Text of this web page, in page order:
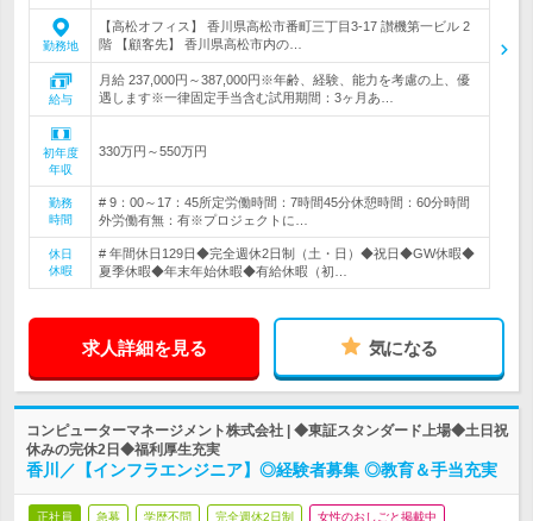
勤務地
【高松オフィス】 香川県高松市番町三丁目3-17 讃機第一ビル 2
階 【顧客先】 香川県高松市内の…
給与
月給 237,000円～387,000円※年齢、経験、能力を考慮の上、優
遇します※一律固定手当含む試用期間：3ヶ月あ…
初年度
年収
330万円～550万円
勤務
時間
# 9：00～17：45所定労働時間：7時間45分休憩時間：60分時間
外労働有無：有※プロジェクトに…
休日
休暇
# 年間休日129日◆完全週休2日制（土・日）◆祝日◆GW休暇◆
夏季休暇◆年末年始休暇◆有給休暇（初…
求人詳細を見る 気になる
コンピューターマネージメント株式会社 | ◆東証スタンダード上場◆土日祝
休みの完休2日◆福利厚生充実
香川／【インフラエンジニア】◎経験者募集 ◎教育＆手当充実
正社員 急募 学歴不問 完全週休2日制 女性のおしごと掲載中